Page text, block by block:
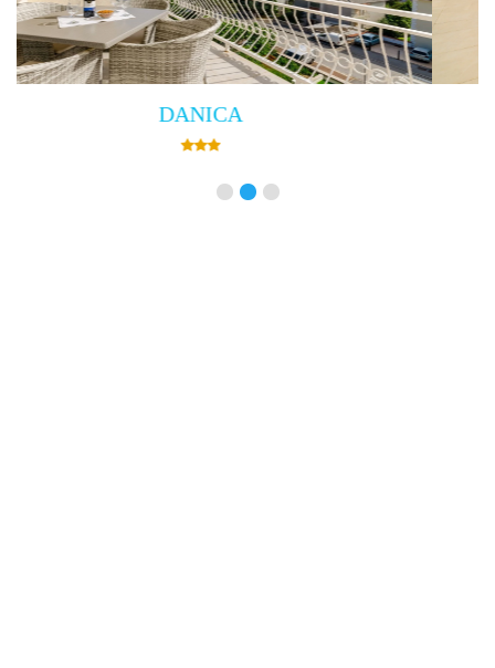
Villa Empress